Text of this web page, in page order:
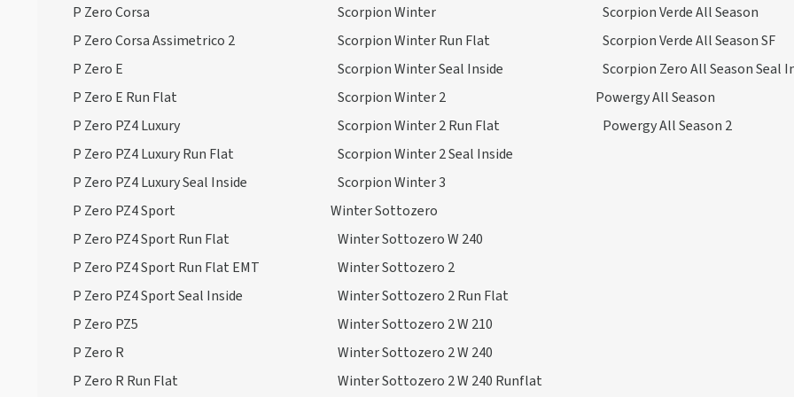
Scorpion Zero Asimm.
Spare Tyre(1)
P Zero Corsa
P Zero Corsa Assimetrico 2
P Zero E
P Zero E Run Flat
P Zero PZ4 Luxury
P Zero PZ4 Luxury Run Flat
P Zero PZ4 Luxury Seal Inside
P Zero PZ4 Sport
P Zero PZ4 Sport Run Flat
P Zero PZ4 Sport Run Flat EMT
P Zero PZ4 Sport Seal Inside
P Zero PZ5
P Zero R
P Zero R Run Flat
Scorpion Winter
Scorpion Winter Run Flat
Scorpion Winter Seal Inside
Scorpion Winter 2
Scorpion Winter 2 Run Flat
Scorpion Winter 2 Seal Inside
Scorpion Winter 3
Winter Sottozero
Winter Sottozero W 240
Winter Sottozero 2
Winter Sottozero 2 Run Flat
Winter Sottozero 2 W 210
Winter Sottozero 2 W 240
Winter Sottozero 2 W 240 Runflat
Scorpion Verde All Season
Scorpion Verde All Season SF
Scorpion Zero All Season Seal
Powergy All Season
Powergy All Season 2